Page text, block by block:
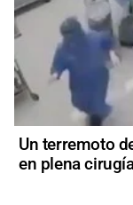
Un terremoto
en plena